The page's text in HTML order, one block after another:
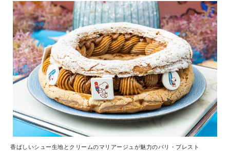
香ばしいシュー生地とクリームのマリアージュが魅力のパリ・ブレスト